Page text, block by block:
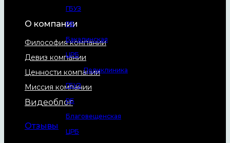
ГБУЗ
РБ
Бакалинская
ЦРБ
Поликлиника
ГБУЗ
РБ
Благовещенская
ЦРБ
О компании
Философия компании
Девиз компании
Ценности компании
Миссия компании
Видеоблог
Отзывы